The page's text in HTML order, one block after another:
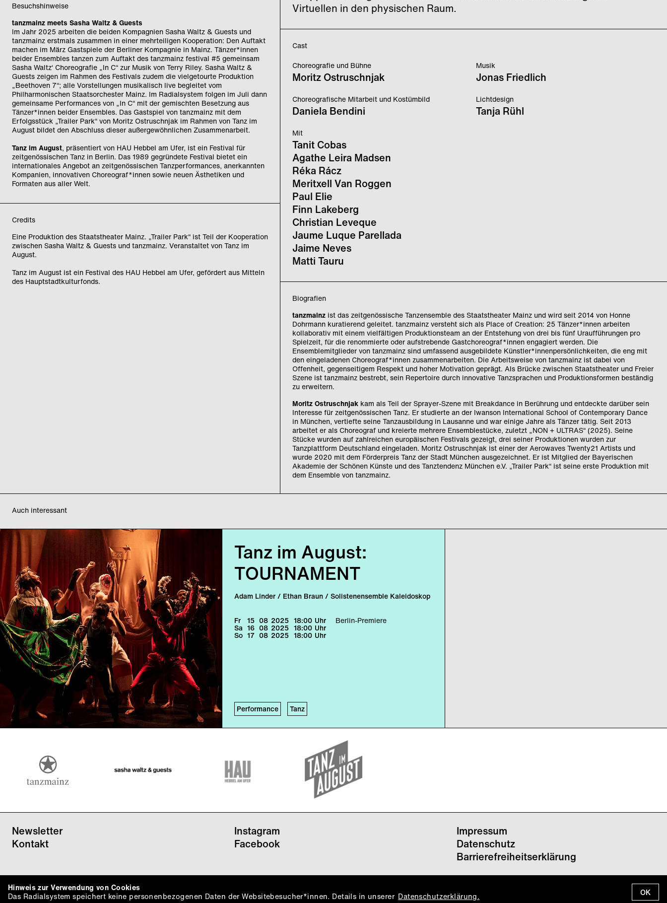
Besuchshinweise
tanzmainz meets Sasha Waltz & Guests
Im Jahr 2025 arbeiten die beiden Kompagnien Sasha Waltz & Guests und
tanzmainz erstmals zusammen in einer mehrteiligen Kooperation: Den Auftakt
machen im März Gastspiele der Berliner Kompagnie in Mainz. Tänzer*innen
beider Ensembles tanzen zum Auftakt des tanzmainz festival #5 gemeinsam
Sasha Waltz‘ Choreografie „In C“ zur Musik von Terry Riley. Sasha Waltz &
Guests zeigen im Rahmen des Festivals zudem die vielgetourte Produktion
„Beethoven 7“; alle Vorstellungen musikalisch live begleitet vom
Philharmonischen Staatsorchester Mainz. Im Radialsystem folgen im Juli dann
gemeinsame Performances von „In C“ mit der gemischten Besetzung aus
Tänzer*innen beider Ensembles. Das Gastspiel von tanzmainz mit dem
Erfolgsstück „Trailer Park“ von Moritz Ostruschnjak im Rahmen von Tanz im
August bildet den Abschluss dieser außergewöhnlichen Zusammenarbeit.
Tanz im August, präsentiert von HAU Hebbel am Ufer, ist ein Festival für
zeitgenössischen Tanz in Berlin. Das 1989 gegründete Festival bietet ein
internationales Angebot an zeitgenössischen Tanzperformances, anerkannten
Kompanien, innovativen Choreograf*innen sowie neuen Ästhetiken und
Formaten aus aller Welt.
Credits
Eine Produktion des Staatstheater Mainz. „Trailer Park“ ist Teil der Kooperation
zwischen Sasha Waltz & Guests und tanzmainz. Veranstaltet von Tanz im
August.
Tanz im August ist ein Festival des HAU Hebbel am Ufer, gefördert aus Mitteln
des Hauptstadtkulturfonds.
Virtuellen in den physischen Raum.
Cast
Choreografie und Bühne
Moritz Ostruschnjak
Choreografische Mitarbeit und Kostümbild
Daniela Bendini
Mit
Tanit Cobas
Agathe Leira Madsen
Réka Rácz
Meritxell Van Roggen
Paul Elie
Finn Lakeberg
Christian Leveque
Jaume Luque Parellada
Jaime Neves
Matti Tauru
Musik
Jonas Friedlich
Lichtdesign
Tanja Rühl
Biografien
tanzmainz ist das zeitgenössische Tanzensemble des Staatstheater Mainz und wird seit 2014 von Honne
Dohrmann kuratierend geleitet. tanzmainz versteht sich als Place of Creation: 25 Tänzer*innen arbeiten
kollaborativ mit einem vielfältigen Produktionsteam an der Entstehung von drei bis fünf Uraufführungen pro
Spielzeit, für die renommierte oder aufstrebende Gastchoreograf*innen engagiert werden. Die
Ensemblemitglieder von tanzmainz sind umfassend ausgebildete Künstler*innenpersönlichkeiten, die eng mit
den eingeladenen Choreograf*innen zusammenarbeiten. Die Arbeitsweise von tanzmainz ist dabei von
Offenheit, gegenseitigem Respekt und hoher Motivation geprägt. Als Brücke zwischen Staatstheater und Freier
Szene ist tanzmainz bestrebt, sein Repertoire durch innovative Tanzsprachen und Produktionsformen beständig
zu erweitern.
Moritz Ostruschnjak kam als Teil der Sprayer-Szene mit Breakdance in Berührung und entdeckte darüber sein
Interesse für zeitgenössischen Tanz. Er studierte an der Iwanson International School of Contemporary Dance
in München, vertiefte seine Tanzausbildung in Lausanne und war einige Jahre als Tänzer tätig. Seit 2013
arbeitet er als Choreograf und kreierte mehrere Ensemblestücke, zuletzt „NON + ULTRAS“ (2025). Seine
Stücke wurden auf zahlreichen europäischen Festivals gezeigt, drei seiner Produktionen wurden zur
Tanzplattform Deutschland eingeladen. Moritz Ostruschnjak ist einer der Aerowaves Twenty21 Artists und
wurde 2020 mit dem Förderpreis Tanz der Stadt München ausgezeichnet. Er ist Mitglied der Bayerischen
Akademie der Schönen Künste und des Tanztendenz München e.V. „Trailer Park“ ist seine erste Produktion mit
dem Ensemble von tanzmainz.
Auch interessant
Tanz im August:
Specky Clark
Oona Doherty
Mi 08 2025 20:00Uhr Berlin-Premiere
Do 21 08 2025 18:00 Uhr
Performance Tanz
Tanz im August:
TOURNAMENT
Adam Linder / Ethan Braun / Solistenensemble Kaleidoskop
Fr 15 08 2025 18:00 Uhr Berlin-Premiere
Sa 16 08 2025 18:00 Uhr
So 17 08 2025 18:00 Uhr
Performance Tanz
Newsletter
Kontakt
Instagram
Facebook
Impressum
Datenschutz
Barrierefreiheitserklärung
OK
Hinweis zur Verwendung von Cookies
Das Radialsystem speichert keine personenbezogenen Daten der Websitebesucher*innen. Details in unserer Datenschutzerklärung.